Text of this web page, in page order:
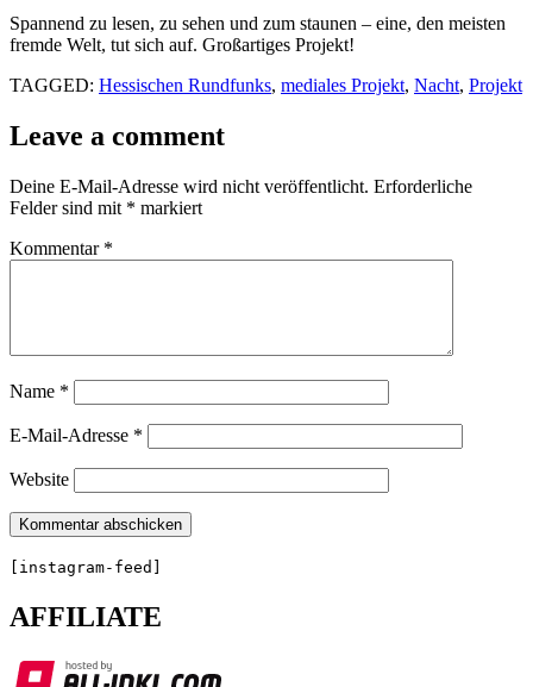
Spannend zu lesen, zu sehen und zum staunen – eine, den meisten
fremde Welt, tut sich auf. Großartiges Projekt!
TAGGED: Hessischen Rundfunks, mediales Projekt, Nacht, Projekt
Leave a comment
Deine E-Mail-Adresse wird nicht veröffentlicht. Erforderliche
Felder sind mit * markiert
Kommentar *
Name *
E-Mail-Adresse *
Website
[instagram-feed]
AFFILIATE